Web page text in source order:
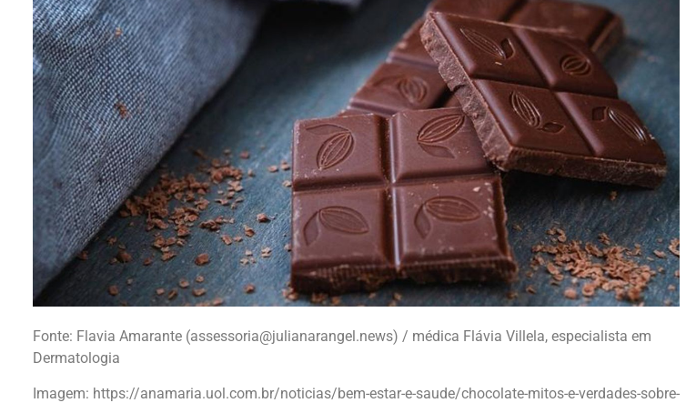
Fonte: Flavia Amarante (assessoria@julianarangel.news) / médica Flávia Villela, especialista em
Dermatologia
Imagem: https://anamaria.uol.com.br/noticias/bem-estar-e-saude/chocolate-mitos-e-verdades-sobre-